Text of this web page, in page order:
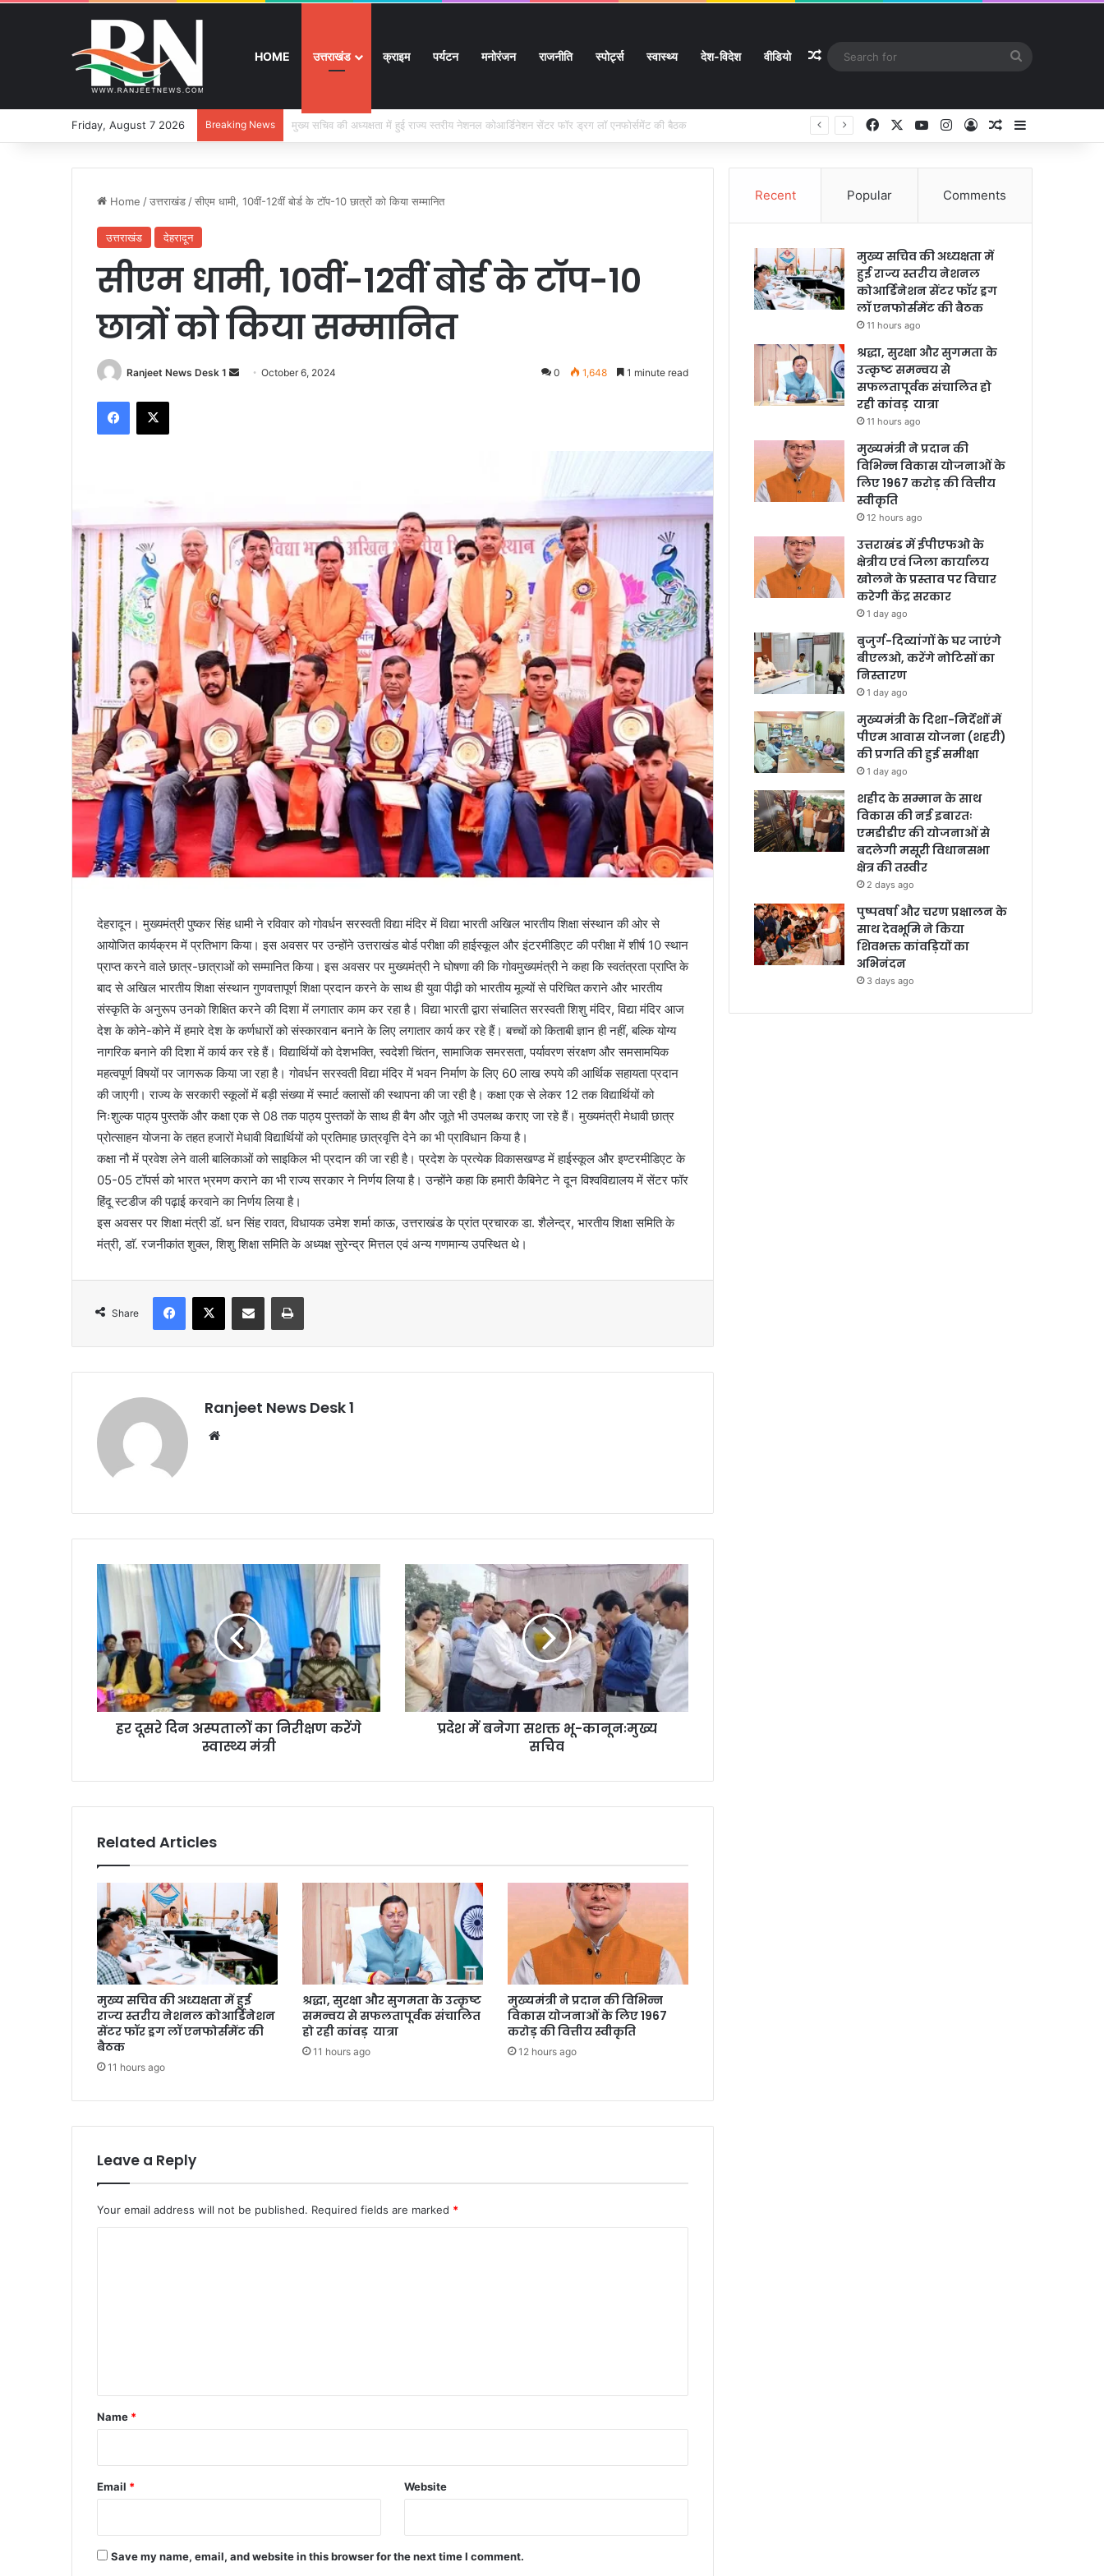
HOME उत्तराखंड क्राइम पर्यटन मनोरंजन राजनीति स्पोर्ट्स स्वास्थ्य देश-विदेश वीडियो Random Article
Friday, August 7 2026 Breaking News श्रद्धा, सुरक्षा और सुगमता के उत्कृष्ट समन्वय से सफलतापूर्वक संचालित हो रही कांवड़ यात्रा Facebook YouTubeInstagram
Log InRandom Article
Home /उत्तराखंड /सीएम धामी, 10वीं-12वीं बोर्ड के टाॅप-10 छात्रों को किया सम्मानित
उत्तराखंड देहरादून
सीएम धामी, 10वीं-12वीं बोर्ड के टाॅप-10
छात्रों को किया सम्मानित
Ranjeet News Desk 1
a
l
October 6, 2024 0 1,648 1 minute read
देहरादून। मुख्यमंत्री पुष्कर सिंह धामी ने रविवार को गोवर्धन सरस्वती विद्या मंदिर में विद्या भारती अखिल भारतीय शिक्षा संस्थान की ओर से
आयोजित कार्यक्रम में प्रतिभाग किया। इस अवसर पर उन्होंने उत्तराखंड बोर्ड परीक्षा की हाईस्कूल और इंटरमीडिएट की परीक्षा में शीर्ष 10 स्थान
प्राप्त करने वाले छात्र-छात्राओं को सम्मानित किया। इस अवसर पर मुख्यमंत्री ने घोषणा की कि गोवमुख्यमंत्री ने कहा कि स्वतंत्रता प्राप्ति के
बाद से अखिल भारतीय शिक्षा संस्थान गुणवत्तापूर्ण शिक्षा प्रदान करने के साथ ही युवा पीढ़ी को भारतीय मूल्यों से परिचित कराने और भारतीय
संस्कृति के अनुरूप उनको शिक्षित करने की दिशा में लगातार काम कर रहा है। विद्या भारती द्वारा संचालित सरस्वती शिशु मंदिर, विद्या मंदिर आज
देश के कोने-कोने में हमारे देश के कर्णधारों को संस्कारवान बनाने के लिए लगातार कार्य कर रहे हैं। बच्चों को किताबी ज्ञान ही नहीं, बल्कि योग्य
नागरिक बनाने की दिशा में कार्य कर रहे हैं। विद्यार्थियों को देशभक्ति, स्वदेशी चिंतन, सामाजिक समरसता, पर्यावरण संरक्षण और समसामयिक
महत्वपूर्ण विषयों पर जागरूक किया जा रहा है। गोवर्धन सरस्वती विद्या मंदिर में भवन निर्माण के लिए 60 लाख रुपये की आर्थिक सहायता प्रदान
की जाएगी। राज्य के सरकारी स्कूलों में बड़ी संख्या में स्मार्ट क्लासों की स्थापना की जा रही है। कक्षा एक से लेकर 12 तक विद्यार्थियों को
निःशुल्क पाठ्य पुस्तकें और कक्षा एक से 08 तक पाठ्य पुस्तकों के साथ ही बैग और जूते भी उपलब्ध कराए जा रहे हैं। मुख्यमंत्री मेधावी छात्र
प्रोत्साहन योजना के तहत हजारों मेधावी विद्यार्थियों को प्रतिमाह छात्रवृत्ति देने का भी प्राविधान किया है।
कक्षा नौ में प्रवेश लेने वाली बालिकाओं को साइकिल भी प्रदान की जा रही है। प्रदेश के प्रत्येक विकासखण्ड में हाईस्कूल और इण्टरमीडिएट के
05-05 टॉपर्स को भारत भ्रमण कराने का भी राज्य सरकार ने निर्णय लिया है। उन्होंने कहा कि हमारी कैबिनेट ने दून विश्वविद्यालय में सेंटर फॉर
हिंदू स्टडीज की पढ़ाई करवाने का निर्णय लिया है।
इस अवसर पर शिक्षा मंत्री डॉ. धन सिंह रावत, विधायक उमेश शर्मा काऊ, उत्तराखंड के प्रांत प्रचारक डा. शैलेन्द्र, भारतीय शिक्षा समिति के
मंत्री, डाॅ. रजनीकांत शुक्ल, शिशु शिक्षा समिति के अध्यक्ष सुरेन्द्र मित्तल एवं अन्य गणमान्य उपस्थित थे।
Share
Ranjeet News Desk 1
हर दूसरे दिन अस्पतालों का निरीक्षण करेंगे
स्वास्थ्य मंत्री
प्रदेश में बनेगा सशक्त भू-कानूनःमुख्य
सचिव
Related Articles
मुख्य सचिव की अध्यक्षता में हुई
राज्य स्तरीय नेशनल कोआर्डिनेशन
सेंटर फॉर ड्रग लॉ एनफोर्समेंट की
बैठक
11 hours ago
श्रद्धा, सुरक्षा और सुगमता के उत्कृष्ट
समन्वय से सफलतापूर्वक संचालित
हो रही कांवड़ यात्रा
11 hours ago
मुख्यमंत्री ने प्रदान की विभिन्न
विकास योजनाओं के लिए 1967
करोड़ की वित्तीय स्वीकृति
12 hours ago
Leave a Reply
Your email address will not be published. Required fields are marked *
*
Name *
Email * Website
Save my name, email, and website in this browser for the next time I comment.
Recent Popular Comments
मुख्य सचिव की अध्यक्षता में
हुई राज्य स्तरीय नेशनल
कोआर्डिनेशन सेंटर फॉर ड्रग
लॉ एनफोर्समेंट की बैठक
11 hours ago
श्रद्धा, सुरक्षा और सुगमता के
उत्कृष्ट समन्वय से
सफलतापूर्वक संचालित हो
रही कांवड़ यात्रा
11 hours ago
मुख्यमंत्री ने प्रदान की
विभिन्न विकास योजनाओं के
लिए 1967 करोड़ की वित्तीय
स्वीकृति
12 hours ago
उत्तराखंड में ईपीएफओ के
क्षेत्रीय एवं जिला कार्यालय
खोलने के प्रस्ताव पर विचार
करेगी केंद्र सरकार
1 day ago
बुजुर्ग-दिव्यांगों के घर जाएंगे
बीएलओ, करेंगे नोटिसों का
निस्तारण
1 day ago
मुख्यमंत्री के दिशा-निर्देशों में
पीएम आवास योजना (शहरी)
की प्रगति की हुई समीक्षा
1 day ago
शहीद के सम्मान के साथ
विकास की नई इबारतः
एमडीडीए की योजनाओं से
बदलेगी मसूरी विधानसभा
क्षेत्र की तस्वीर
2 days ago
पुष्पवर्षा और चरण प्रक्षालन के
साथ देवभूमि ने किया
शिवभक्त कांवड़ियों का
अभिनंदन
3 days ago